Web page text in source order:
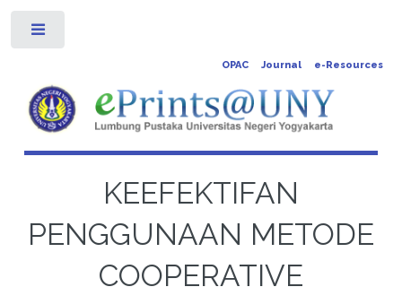
OPAC Journal e-Resources
KEEFEKTIFAN
PENGGUNAAN METODE
COOPERATIVE